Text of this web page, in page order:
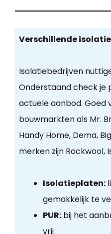
Verschillende
Isolatiebedrijven
Onderstaand check je
actuele aanbod. Goed
bouwmarkten als Mr.
Handy Home, Dema,
merken zijn Rockwool,
Isolatieplaten:
gemakkelijk te
PUR:bij het
vrij